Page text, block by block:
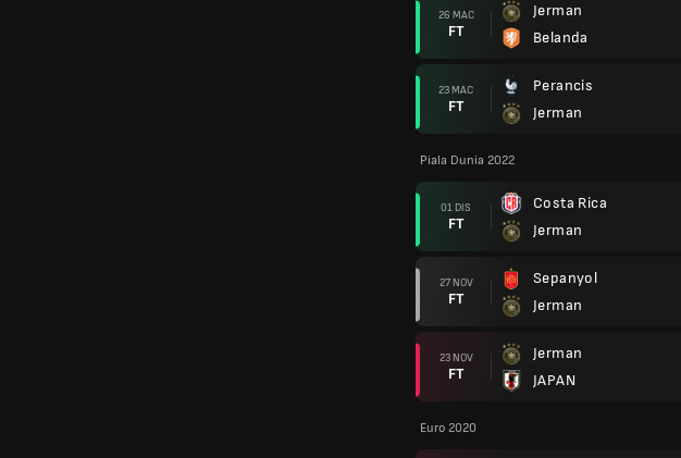
26 MAC
FT
Jerman
Belanda
23 MAC
FT
Perancis
Jerman
Piala Dunia 2022
01 DIS
FT
Costa Rica
Jerman
27 NOV
FT
Sepanyol
Jerman
23 NOV
FT
Jerman
JAPAN
Euro 2020